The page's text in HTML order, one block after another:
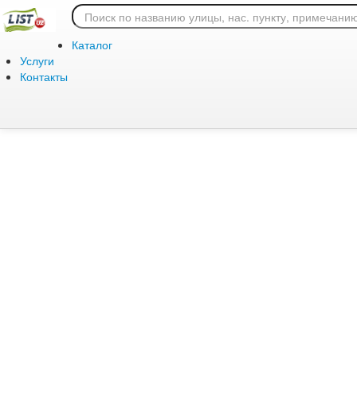
Каталог
Услуги
Контакты
Ошибка 404: страница